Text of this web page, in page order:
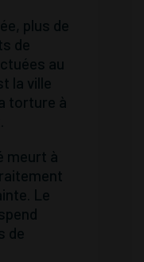
plus de
de
au
la ville
torture à
meurt à
Le
de